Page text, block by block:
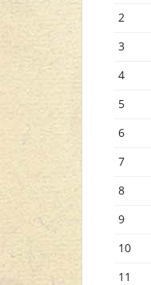
2
3
4
5
6
7
8
9
10
11